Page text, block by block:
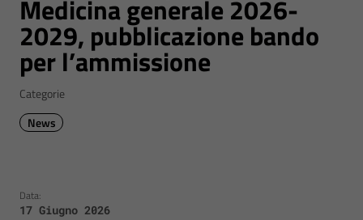
Medicina generale 2026-
2029, pubblicazione bando
per l’ammissione
Categorie
News
Data:
17 Giugno 2026